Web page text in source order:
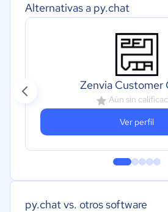
Alternativas a py.chat
Zenvia Customer
Aún sin
Ver perfil
py.chat vs. otros software